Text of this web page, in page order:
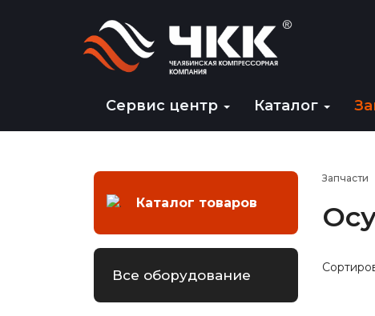
Сервис центр Каталог
Каталог товаров
Все оборудование
Запчасти